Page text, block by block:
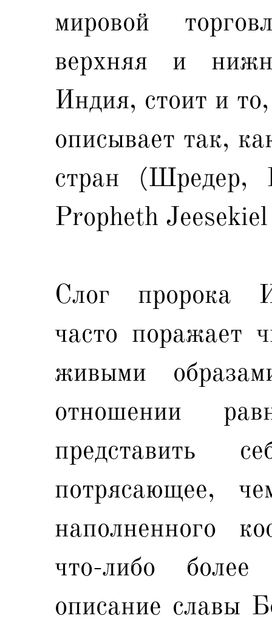
мировой
верхняя и
Индия, стоит и
описывает так,
стран (Шредер,
Propheth
Слог пророка
часто поражает
живыми
отношении
представить
потрясающее,
наполненного
что-либо более
описание славы